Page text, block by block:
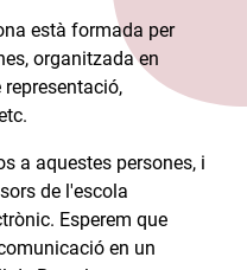
està formada per
organitzada en
a aquestes persones, i
de l'escola
Esperem que
en un